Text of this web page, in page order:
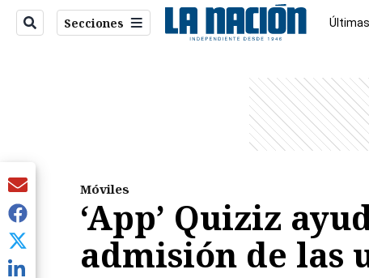
Secciones
Móviles
‘App’ Quiziz
admisión de las